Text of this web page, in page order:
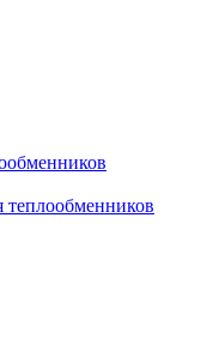
теплообменников